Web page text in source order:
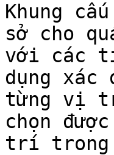
Khung
sở cho
với các
dụng
từng vị
chọn
trí trong